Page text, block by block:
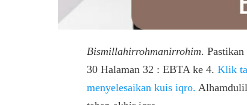
Bismillahirrohmanirrohim.
30 Halaman 32 : EBTA ke 4. Klik
menyelesaikan kuis iqro.